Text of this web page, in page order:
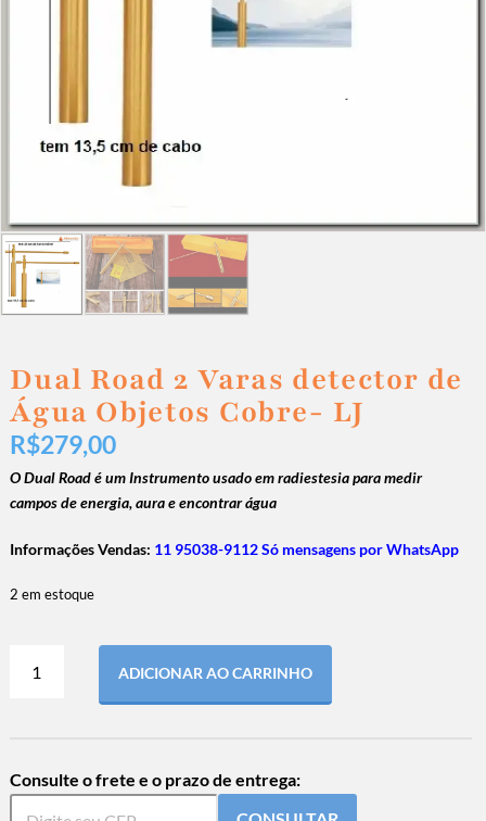
Dual Road 2 Varas detector de
Água Objetos Cobre- LJ
R$279,00
O Dual Road é um Instrumento usado em radiestesia para medir
campos de energia, aura e encontrar água
Informações Vendas: 11 95038-9112 Só mensagens por WhatsApp
2 em estoque
ADICIONAR AO CARRINHO
Consulte o frete e o prazo de entrega: